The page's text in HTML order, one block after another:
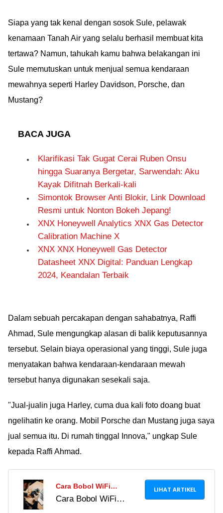
Siapa yang tak kenal dengan sosok Sule, pelawak
kenamaan Tanah Air yang selalu berhasil membuat kita
tertawa? Namun, tahukah kamu bahwa belakangan ini
Sule memutuskan untuk menjual semua kendaraan
mewahnya seperti Harley Davidson, Porsche, dan
Mustang?
BACA JUGA
Klarifikasi Tak Gugat Cerai Ruben Onsu
hingga Suaranya Bergetar, Sarwendah: Aku
Kayak Difitnah Berkali-kali
Simontok Browser Anti Blokir, Link Download
Resmi untuk Nonton Bokeh Jepang!
XNX Honeywell Analytics XNX Gas Detector
Calibration Machine X
XNX XNX Honeywell Gas Detector
Datasheet XNX Digital: Panduan Lengkap
2024, Keandalan Terbaik
Dalam sebuah percakapan dengan sahabatnya, Raffi
Ahmad, Sule mengungkap alasan di balik keputusannya
tersebut. Selain biaya operasional yang tinggi, Sule juga
menyatakan bahwa kendaraan-kendaraan mewah
tersebut hanya digunakan sesekali saja.
"Jual-jualin juga Harley, cuma dua kali foto doang buat
ngelihatin ke orang. Mobil Porsche dan Mustang juga saya
jual semua itu. Di rumah tinggal Innova," ungkap Sule
kepada Raffi Ahmad.
Cara Bobol WiFi
Voucher: Mengakses
Cara Bobol WiFi
LIHAT ARTIKEL